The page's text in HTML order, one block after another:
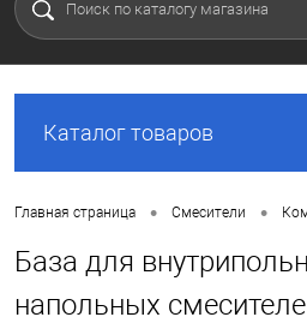
Каталог товаров
Главная страница • Смесители •
База для
напольных